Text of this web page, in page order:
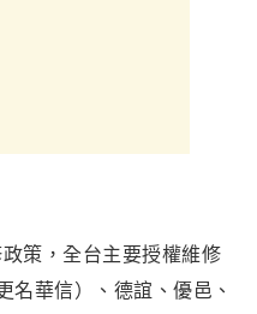
策，全台主要授權維修
名華信）、德誼、優邑、